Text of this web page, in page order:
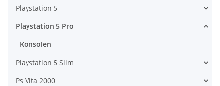
Playstation 5
Playstation 5 Pro
Konsolen
Playstation 5 Slim
Ps Vita 2000